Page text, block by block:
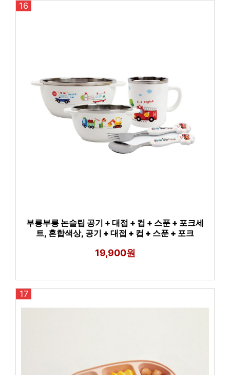
16
부릉부릉 논슬립 공기 + 대접 + 컵 + 스푼 + 포크세
트, 혼합색상, 공기 + 대접 + 컵 + 스푼 + 포크
19,900원
17